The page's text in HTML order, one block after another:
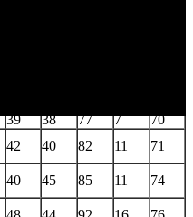
39 38 77 7
70
42 40 82 11 71
40 45 85 11 74